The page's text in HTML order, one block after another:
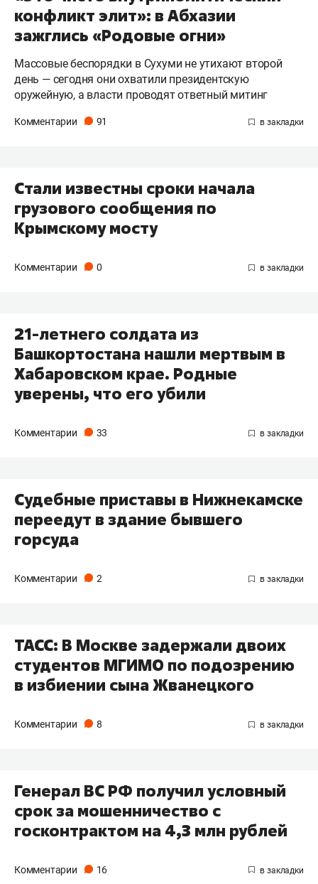
конфликт элит»: в Абхазии
зажглись «Родовые огни»
Массовые беспорядки в Сухуми не утихают второй
день — сегодня они охватили президентскую
оружейную, а власти проводят ответный митинг
Комментарии 91
Стали известны сроки начала
грузового сообщения по
Крымскому мосту
Комментарии 0
21-летнего солдата из
Башкортостана нашли мертвым в
Хабаровском крае. Родные
уверены, что его убили
Комментарии 33
Судебные приставы в Нижнекамске
переедут в здание бывшего
горсуда
Комментарии 2
ТАСС: В Москве задержали двоих
студентов МГИМО по подозрению
в избиении сына Жванецкого
Комментарии 8
Генерал ВС РФ получил условный
срок за мошенничество с
госконтрактом на 4,3 млн рублей
Комментарии 16